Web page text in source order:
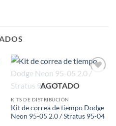
AGOTADO
KITS DE DISTRIBUCIÓN
Kit de correa de tiempo Dodge
Neon 95-05 2.0 / Stratus 95-04